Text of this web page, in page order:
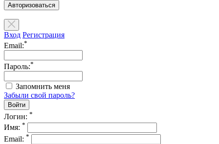
Авторизоваться
Вход Регистрация
Email:*
Пароль:*
Запомнить меня
Забыли свой пароль?
Логин: *
Имя: *
Email: *